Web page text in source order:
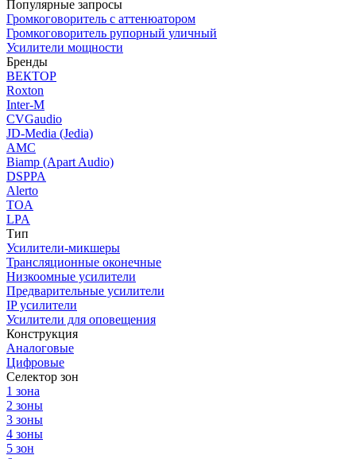
Популярные запросы
Громкоговоритель с аттенюатором
Громкоговоритель рупорный уличный
Усилители мощности
Бренды
ВЕКТОР
Roxton
Inter-M
CVGaudio
JD-Media (Jedia)
AMC
Biamp (Apart Audio)
DSPPA
Alerto
TOA
LPA
Тип
Усилители-микшеры
Трансляционные оконечные
Низкоомные усилители
Предварительные усилители
IP усилители
Усилители для оповещения
Конструкция
Аналоговые
Цифровые
Селектор зон
1 зона
2 зоны
3 зоны
4 зоны
5 зон